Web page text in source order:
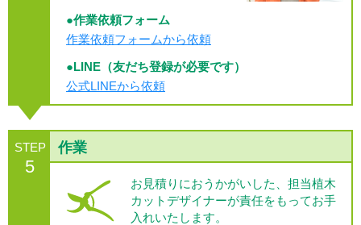
●作業依頼フォーム
作業依頼フォームから依頼
●LINE（友だち登録が必要です）
公式LINEから依頼
STEP
5
作業
お見積りにおうかがいした、担当植木
カットデザイナーが責任をもってお手
入れいたします。